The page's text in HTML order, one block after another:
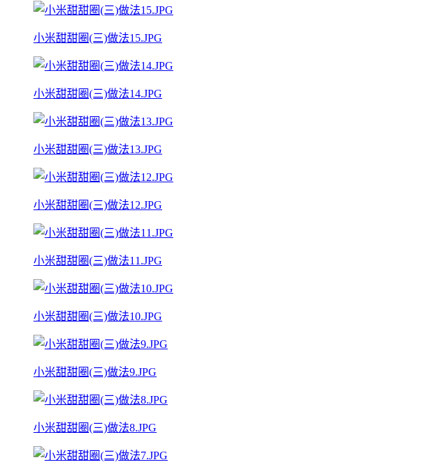
小米甜甜圈(三)做法15.JPG
小米甜甜圈(三)做法14.JPG
小米甜甜圈(三)做法13.JPG
小米甜甜圈(三)做法12.JPG
小米甜甜圈(三)做法11.JPG
小米甜甜圈(三)做法10.JPG
小米甜甜圈(三)做法9.JPG
小米甜甜圈(三)做法8.JPG